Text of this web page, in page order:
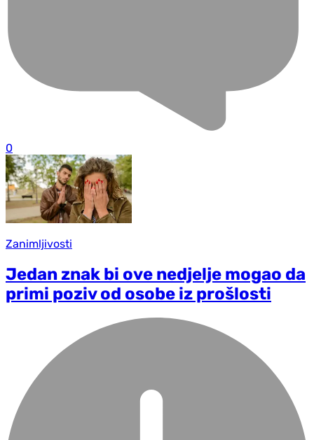
0
Zanimljivosti
Jedan znak bi ove nedjelje mogao da
primi poziv od osobe iz prošlosti